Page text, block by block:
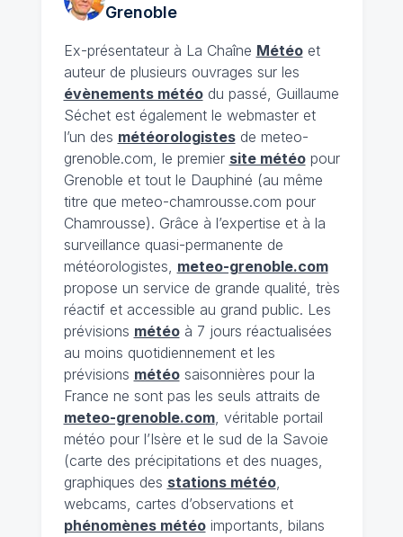
Grenoble
Ex-présentateur à La Chaîne Météoet
auteur de plusieurs ouvrages sur les
évènements météodu passé, Guillaume
Séchet est également le webmaster et
l’un des météorologistesde meteo-
grenoble.com, le premier site météopour
Grenoble et tout le Dauphiné (au même
titre que meteo-chamrousse.com pour
Chamrousse). Grâce à l’expertise et à la
surveillance quasi-permanente de
météorologistes, meteo-grenoble.com
propose un service de grande qualité, très
réactif et accessible au grand public. Les
prévisions météoà 7 jours réactualisées
au moins quotidiennement et les
prévisions météosaisonnières pour la
France ne sont pas les seuls attraits de
meteo-grenoble.com, véritable portail
météo pour l’Isère et le sud de la Savoie
(carte des précipitations et des nuages,
graphiques des stations météo,
webcams, cartes d’observations et
phénomènes météoimportants, bilans